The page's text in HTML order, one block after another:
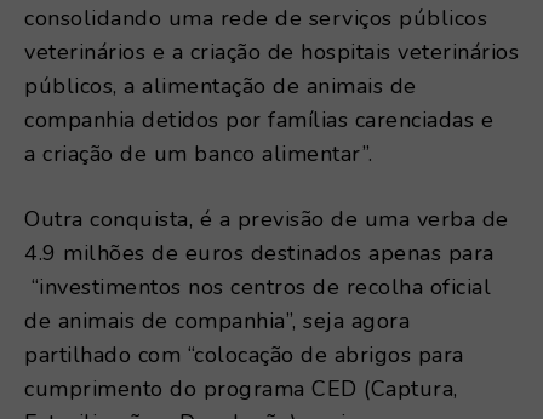
consolidando uma rede de serviços públicos
veterinários e a criação de hospitais veterinários
públicos, a alimentação de animais de
companhia detidos por famílias carenciadas e
a criação de um banco alimentar”.
Outra conquista, é a previsão de uma verba de
4.9 milhões de euros destinados apenas para
“investimentos nos centros de recolha oficial
de animais de companhia”, seja agora
partilhado com “colocação de abrigos para
cumprimento do programa CED (Captura,